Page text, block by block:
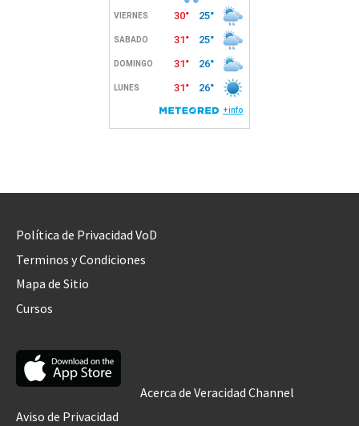
Política de Privacidad VoD
Terminos y Condiciones
Mapa de Sitio
Cursos
Acerca de Veracidad Channel
Aviso de Privacidad